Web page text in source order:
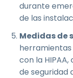
durante
de las
Medidas de
con la
de seguridad